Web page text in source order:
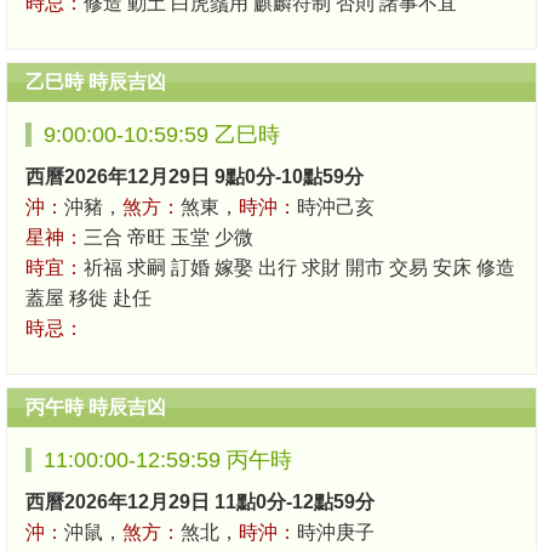
乙巳時 時辰吉凶
9:00:00-10:59:59 乙巳時
西曆2026年12月29日 9點0分-10點59分
沖： 沖豬， 煞方： 煞東， 時沖： 時沖己亥
星神： 三合 帝旺 玉堂 少微
時宜： 祈福 求嗣 訂婚 嫁娶 出行 求財 開市 交易 安床 修造
蓋屋 移徙 赴任
時忌：
丙午時 時辰吉凶
11:00:00-12:59:59 丙午時
西曆2026年12月29日 11點0分-12點59分
沖： 沖鼠， 煞方： 煞北， 時沖： 時沖庚子